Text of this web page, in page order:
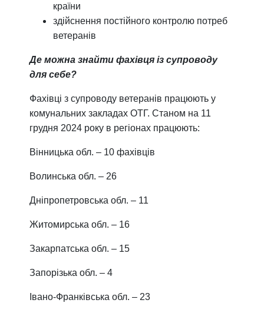
країни
здійснення постійного контролю потреб
ветеранів
Де можна знайти фахівця із супроводу
для себе?
Фахівці з супроводу ветеранів працюють у
комунальних закладах ОТГ. Станом на 11
грудня 2024 року в регіонах працюють:
Вінницька обл. – 10 фахівців
Волинська обл. – 26
Дніпропетровська обл. – 11
Житомирська обл. – 16
Закарпатська обл. – 15
Запорізька обл. – 4
Івано-Франківська обл. – 23